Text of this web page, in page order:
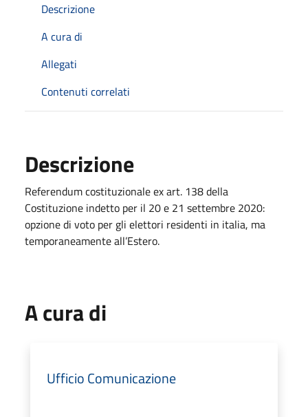
Descrizione
A cura di
Allegati
Contenuti correlati
Descrizione
Referendum costituzionale ex art. 138 della
Costituzione indetto per il 20 e 21 settembre 2020:
opzione di voto per gli elettori residenti in italia, ma
temporaneamente all’Estero.
A cura di
Ufficio Comunicazione